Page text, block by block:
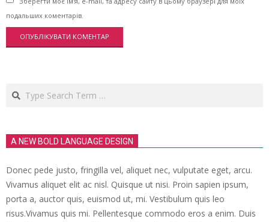
подальших коментарів.
Search
A NEW BOLD LANGUAGE DESIGN
Donec pede justo, fringilla vel, aliquet nec, vulputate eget, arcu.
Vivamus aliquet elit ac nisl. Quisque ut nisi. Proin sapien ipsum,
porta a, auctor quis, euismod ut, mi. Vestibulum quis leo
risus.Vivamus quis mi. Pellentesque commodo eros a enim. Duis